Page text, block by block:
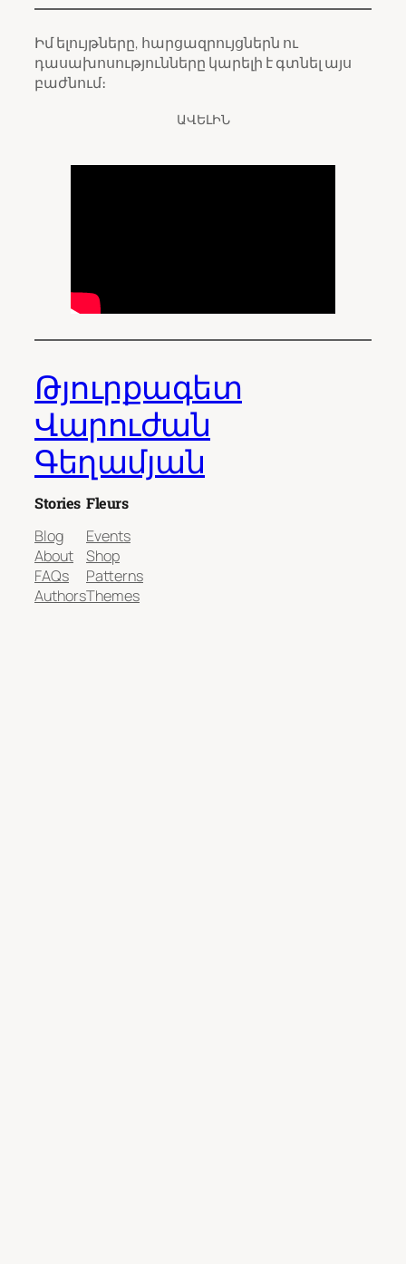
Իմ ելույթները, հարցազրույցներն ու
դասախոսությունները կարելի է գտնել այս
բաժնում։
ԱՎԵԼԻՆ
Թյուրքագետ
Վարուժան
Գեղամյան
Stories
Blog
About
FAQs
Authors
Fleurs
Events
Shop
Patterns
Themes